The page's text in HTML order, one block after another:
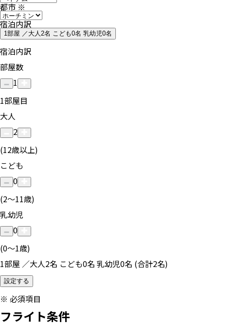
都市※
宿泊内訳
1部屋 ／大人2名 こども0名 乳幼児0名
宿泊内訳
部屋数
1
1部屋目
大人
2
(12歳以上)
こども
0
(2〜11歳)
乳幼児
0
(0〜1歳)
1部屋 ／大人2名 こども0名 乳幼児0名 (合計2名)
設定する
※ 必須項目
フライト条件